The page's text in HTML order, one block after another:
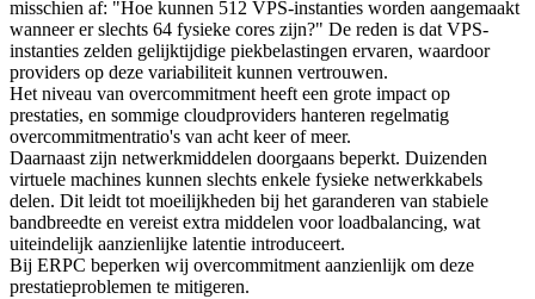
misschien af: "Hoe kunnen 512 VPS-instanties worden aangemaakt
wanneer er slechts 64 fysieke cores zijn?" De reden is dat VPS-
instanties zelden gelijktijdige piekbelastingen ervaren, waardoor
providers op deze variabiliteit kunnen vertrouwen.
Het niveau van overcommitment heeft een grote impact op
prestaties, en sommige cloudproviders hanteren regelmatig
overcommitmentratio's van acht keer of meer.
Daarnaast zijn netwerkmiddelen doorgaans beperkt. Duizenden
virtuele machines kunnen slechts enkele fysieke netwerkkabels
delen. Dit leidt tot moeilijkheden bij het garanderen van stabiele
bandbreedte en vereist extra middelen voor loadbalancing, wat
uiteindelijk aanzienlijke latentie introduceert.
Bij ERPC beperken wij overcommitment aanzienlijk om deze
prestatieproblemen te mitigeren.